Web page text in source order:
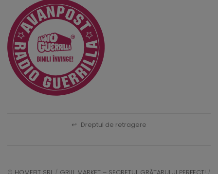
↩ Dreptul de retragere
© HOMEFIT SRL / GRILL MARKET – SECRETUL GRĂTARULUI PERFECT! /